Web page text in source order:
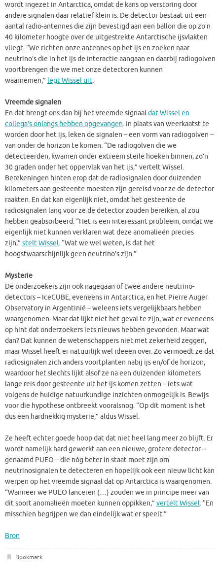
wordt ingezet in Antarctica, omdat de kans op verstoring door
andere signalen daar relatief klein is. De detector bestaat uit een
aantal radio-antennes die zijn bevestigd aan een ballon die op zo’n
40 kilometer hoogte over de uitgestrekte Antarctische ijsvlakten
vliegt. “We richten onze antennes op het ijs en zoeken naar
neutrino’s die in het ijs de interactie aangaan en daarbij radiogolven
voortbrengen die we met onze detectoren kunnen
waarnemen,” legt Wissel uit.
Vreemde signalen
En dat brengt ons dan bij het vreemde signaaldat Wissel en
collega’s onlangs hebben opgevangen. In plaats van weerkaatst te
worden door het ijs, leken de signalen – een vorm van radiogolven –
van onder de horizon te komen. “De radiogolven die we
detecteerden, kwamen onder extreem steile hoeken binnen, zo’n
30 graden onder het oppervlak van het ijs,” vertelt Wissel.
Berekeningen hinten erop dat de radiosignalen door duizenden
kilometers aan gesteente moesten zijn gereisd voor ze de detector
raakten. En dat kan eigenlijk niet, omdat het gesteente de
radiosignalen lang voor ze de detector zouden bereiken, al zou
hebben geabsorbeerd. “Het is een interessant probleem, omdat we
eigenlijk niet kunnen verklaren wat deze anomalieën precies
zijn,” stelt Wissel. “Wat we wel weten, is dat het
hoogstwaarschijnlijk geen neutrino’s zijn.”
Mysterie
De onderzoekers zijn ook nagegaan of twee andere neutrino-
detectors – IceCUBE, eveneens in Antarctica, en het Pierre Auger
Observatory in Argentinië – weleens iets vergelijkbaars hebben
waargenomen. Maar dat lijkt niet het geval te zijn, wat er eveneens
op hint dat onderzoekers iets nieuws hebben gevonden. Maar wat
dan? Dat kunnen de wetenschappers niet met zekerheid zeggen,
maar Wissel heeft er natuurlijk wel ideeën over. Zo vermoedt ze dat
radiosignalen zich anders voortplanten nabij ijs en/of de horizon,
waardoor het slechts lijkt alsof ze na een duizenden kilometers
lange reis door gesteente uit het ijs komen zetten – iets wat
volgens de huidige natuurkundige inzichten onmogelijk is. Bewijs
voor die hypothese ontbreekt vooralsnog. “Op dit moment is het
dus een hardnekkig mysterie,” aldus Wissel.
Ze heeft echter goede hoop dat dat niet heel lang meer zo blijft. Er
wordt namelijk hard gewerkt aan een nieuwe, grotere detector –
genaamd PUEO – die nóg beter in staat moet zijn om
neutrinosignalen te detecteren en hopelijk ook een nieuw licht kan
werpen op het vreemde signaal dat op Antarctica is waargenomen.
“Wanneer we PUEO lanceren (…) zouden we in principe meer van
dit soort anomalieën moeten kunnen oppikken,” vertelt Wissel. “En
misschien begrijpen we dan eindelijk wat er speelt.”
Bron
Bookmark.